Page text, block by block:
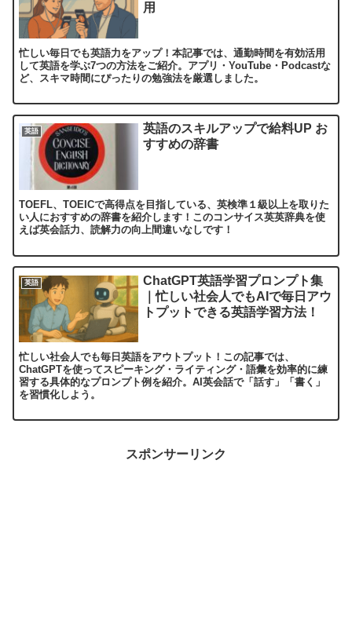
用
忙しい毎日でも英語力をアップ！本記事では、通勤時間を有効活用
して英語を学ぶ7つの方法をご紹介。アプリ・YouTube・Podcastな
ど、スキマ時間にぴったりの勉強法を厳選しました。
英語
英語のスキルアップで給料UP お
すすめの辞書
TOEFL、TOEICで高得点を目指している、英検準１級以上を取りた
い人におすすめの辞書を紹介します！このコンサイス英英辞典を使
えば英会話力、読解力の向上間違いなしです！
英語
ChatGPT英語学習プロンプト集
｜忙しい社会人でもAIで毎日アウ
トプットできる英語学習方法！
忙しい社会人でも毎日英語をアウトプット！この記事では、
ChatGPTを使ってスピーキング・ライティング・語彙を効率的に練
習する具体的なプロンプト例を紹介。AI英会話で「話す」「書く」
を習慣化しよう。
スポンサーリンク